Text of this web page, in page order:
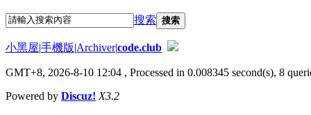
搜索 搜索
小黑屋|手機版|Archiver|code.club
GMT+8, 2026-8-10 12:04 , Processed in 0.008345 second(s), 8
Powered by Discuz! X3.2